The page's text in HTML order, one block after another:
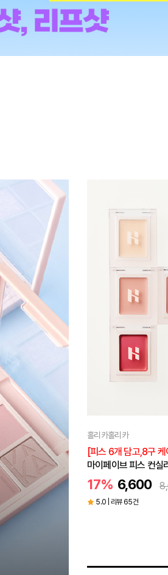
홀리카홀리카
프렙 코어 그립 베이스
20% 23,200
5.0 | 리뷰 11건